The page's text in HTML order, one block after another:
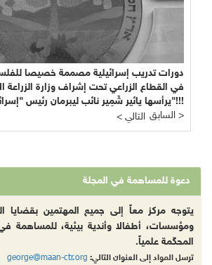
دورات تدريب إسرائيلية مصممة خصيصا
في القطاع الزراعي تحت إشراف وزارة الزراعة
يرأسها يائير شَمِير نائب ليبرمان رئيس "إسرائيل بيتنا"!!!
< التالي
السابق >
دعوة للمساهمة في المجلة
يتوجه مركز معاً إلى جميع المهتمين بقضايا
ومؤسسات، أطفالا وأندية بيئية، للمساهمة في
المحكّمة علمياً.
ترسل المواد إلى العنوان التالي: george@maan-ctr.org